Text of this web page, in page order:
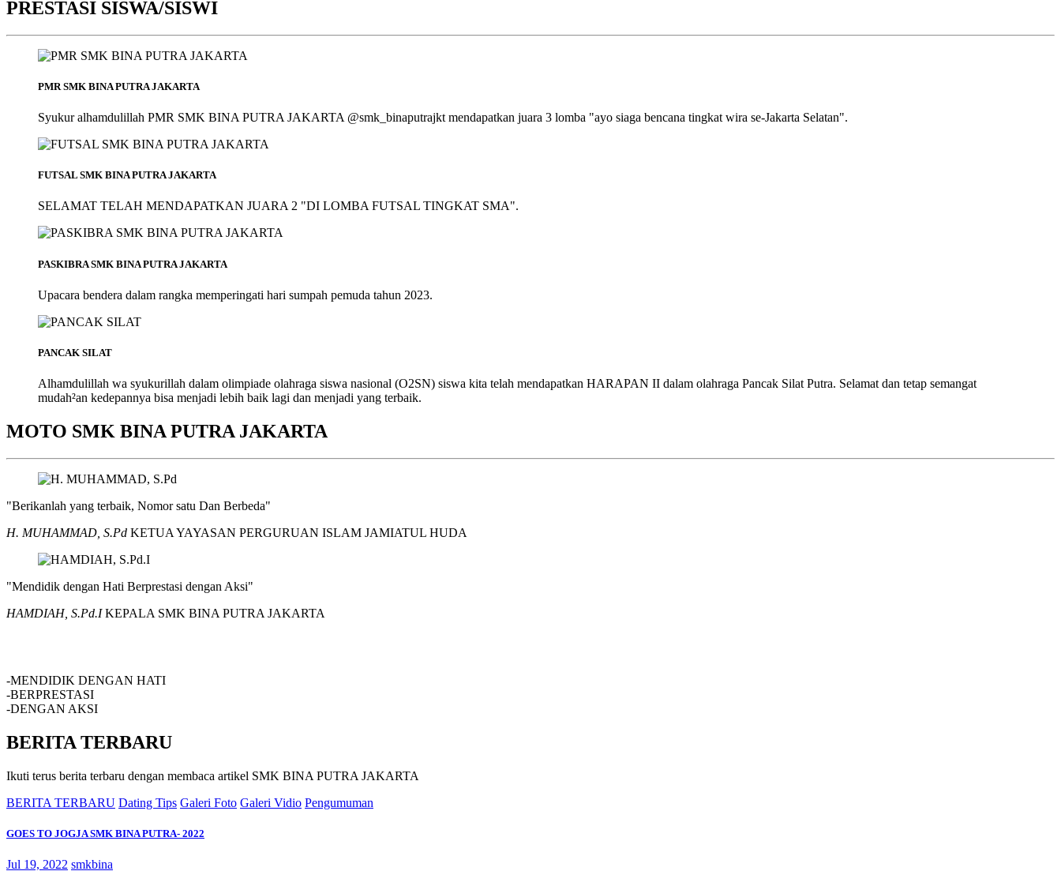
PRESTASI SISWA/SISWI
PMR SMK BINA PUTRA JAKARTA
Syukur alhamdulillah PMR SMK BINA PUTRA JAKARTA @smk_binaputrajkt mendapatkan juara 3 lomba "ayo siaga bencana tingkat wira se-Jakarta Selatan".
FUTSAL SMK BINA PUTRA JAKARTA
SELAMAT TELAH MENDAPATKAN JUARA 2 "DI LOMBA FUTSAL TINGKAT SMA".
PASKIBRA SMK BINA PUTRA JAKARTA
Upacara bendera dalam rangka memperingati hari sumpah pemuda tahun 2023.
PANCAK SILAT
Alhamdulillah wa syukurillah dalam olimpiade olahraga siswa nasional (O2SN) siswa kita telah mendapatkan HARAPAN II dalam olahraga Pancak Silat Putra. Selamat dan tetap semangat
mudah²an kedepannya bisa menjadi lebih baik lagi dan menjadi yang terbaik.
MOTO SMK BINA PUTRA JAKARTA
"Berikanlah yang terbaik, Nomor satu Dan Berbeda"
H. MUHAMMAD, S.Pd KETUA YAYASAN PERGURUAN ISLAM JAMIATUL HUDA
"Mendidik dengan Hati Berprestasi dengan Aksi"
HAMDIAH, S.Pd.IKEPALA SMK BINA PUTRA JAKARTA
-MENDIDIK DENGAN HATI
-BERPRESTASI
-DENGAN AKSI
BERITA TERBARU
Ikuti terus berita terbaru dengan membaca artikel SMK BINA PUTRA JAKARTA
BERITA TERBARU Dating Tips Galeri Foto Galeri Vidio Pengumuman
GOES TO JOGJA SMK BINA PUTRA- 2022
Jul 19, 2022 smkbina